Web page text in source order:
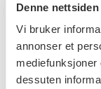
Denne
Vi bruker
annonser et
dessuten
Postboks 6994